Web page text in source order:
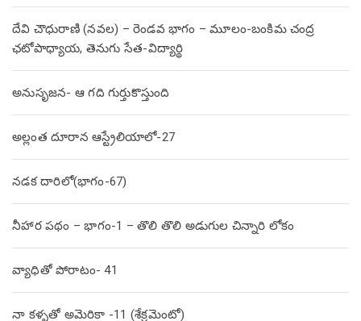
దేవి చౌధురాణి (నవల) – రెండవ భాగం – మూలం-బంకిమ చంద్ర
ఛటోపాధ్యాయ, తెనుగు సేత-విద్యార్థి
అనుసృజన- ఆ గది గుర్తుకొస్తుంది
అల్లంత దూరాన ఆస్ట్రేలియాలో-27
నడక దారిలో(భాగం-67)
నీహార పథం – భాగం-1 – తొలి తొలి అడుగుల చిన్నారి లోకం
వ్యాధితో పోరాటం- 41
నా కళ్ళతో అమెరికా -11 (శేక్రమెంటో)